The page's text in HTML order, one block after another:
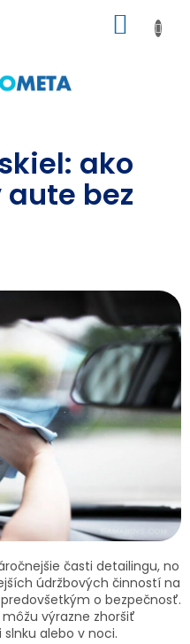
KOŠÍK
ako
bez
časti detailingu, no
údržbových činností na
o bezpečnosť.
výrazne zhoršiť
alebo v noci.